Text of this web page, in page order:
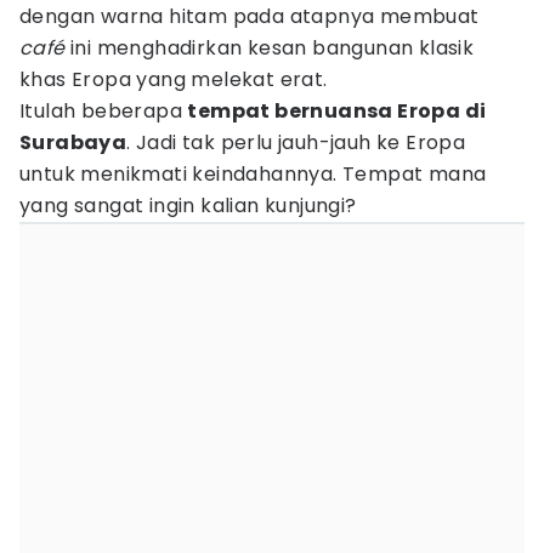
dengan warna hitam pada atapnya membuat
caféini menghadirkan kesan bangunan klasik
khas Eropa yang melekat erat.
Itulah beberapa tempat bernuansa Eropa di
Surabaya. Jadi tak perlu jauh-jauh ke Eropa
untuk menikmati keindahannya. Tempat mana
yang sangat ingin kalian kunjungi?